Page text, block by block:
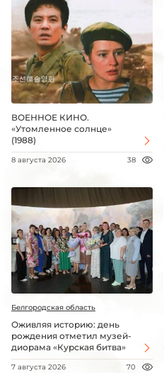
ВОЕННОЕ КИНО.
«Утомленное солнце»
(1988)
8 августа 2026 38
Белгородская область
Оживляя историю: день
рождения отметил музей-
диорама «Курская битва»
7 августа 2026 70